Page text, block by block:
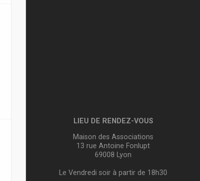
LIEU DE RENDEZ-VOUS
Maison des Associations
13 rue Antoine Fonlupt
69008 Lyon
Le Vendredi soir à partir de 18h30